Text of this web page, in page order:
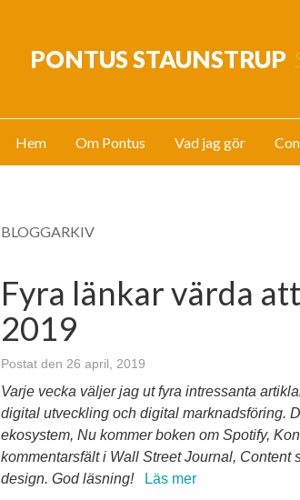
PONTUS STAUNSTRUP
Hem Om Pontus Vad jag gör
BLOGGARKIV
Fyra länkar värda
2019
Postat den 26 april, 2019
Varje vecka väljer jag ut fyra intressanta
digital utveckling och digital marknadsföring.
ekosystem, Nu kommer boken om Spotify,
kommentarsfält i Wall Street Journal, Content
design. God läsning!
Läs mer